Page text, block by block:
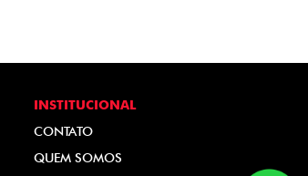
INSTITUCIONAL
CONTATO
QUEM SOMOS